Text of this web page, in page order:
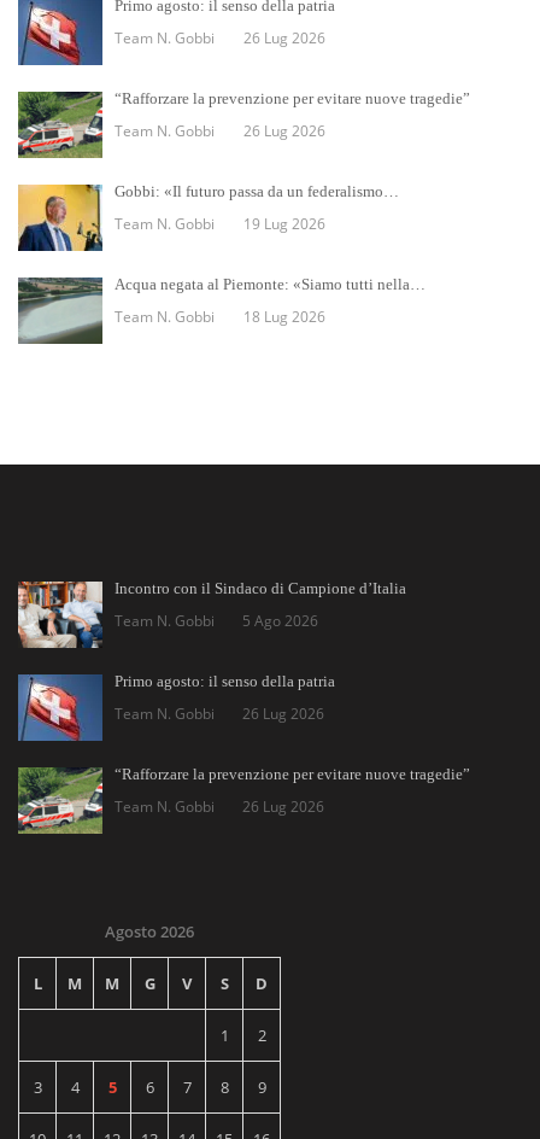
Primo agosto: il senso della patria
Team N. Gobbi 26 Lug 2026
“Rafforzare la prevenzione per evitare nuove tragedie”
Team N. Gobbi 26 Lug 2026
Gobbi: «Il futuro passa da un federalismo…
Team N. Gobbi 19 Lug 2026
Acqua negata al Piemonte: «Siamo tutti nella…
Team N. Gobbi 18 Lug 2026
Incontro con il Sindaco di Campione d’Italia
Team N. Gobbi 5 Ago 2026
Primo agosto: il senso della patria
Team N. Gobbi 26 Lug 2026
“Rafforzare la prevenzione per evitare nuove tragedie”
Team N. Gobbi 26 Lug 2026
Agosto 2026
L M M G V S D
1 2
3 4 5 6 7 8 9